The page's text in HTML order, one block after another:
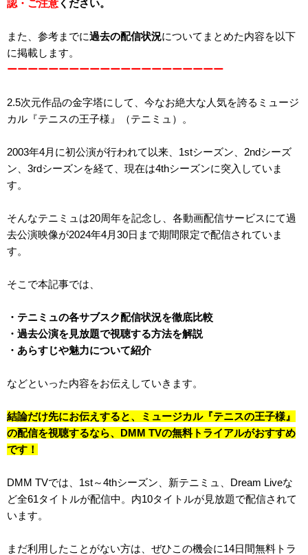
認・ご注意 ください。
また、参考までに過去の配信状況についてまとめた内容を以下
に掲載します。
ーーーーーーーーーーーーーーーーーーーーー
2.5次元作品の金字塔にして、今なお絶大な人気を誇るミュージ
カル『テニスの王子様』（テニミュ）。
2003年4月に初公演が行われて以来、1stシーズン、2ndシーズ
ン、3rdシーズンを経て、現在は4thシーズンに突入していま
す。
そんなテニミュは20周年を記念し、各動画配信サービスにて過
去公演映像が2024年4月30日まで期間限定で配信されていま
す。
そこで本記事では、
・テニミュの各サブスク配信状況を徹底比較
・過去公演を見放題で視聴する方法を解説
・あらすじや魅力について紹介
などといった内容をお伝えしていきます。
結論だけ先にお伝えすると、ミュージカル『テニスの王子様』
の配信を視聴するなら、DMM TVの無料トライアルがおすすめ
です！
DMM TVでは、1st～4thシーズン、新テニミュ、Dream Liveな
ど全61タイトルが配信中。内10タイトルが見放題で配信されて
います。
まだ利用したことがない方は、ぜひこの機会に14日間無料トラ